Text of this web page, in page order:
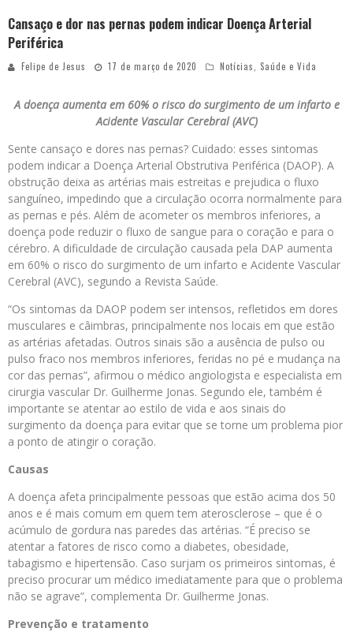
Cansaço e dor nas pernas podem indicar Doença Arterial
Periférica
Felipe de Jesus 17 de março de 2020 Notícias, Saúde e Vida
A doença aumenta em 60% o risco do surgimento de um infarto e
Acidente Vascular Cerebral (AVC)
Sente cansaço e dores nas pernas? Cuidado: esses sintomas
podem indicar a Doença Arterial Obstrutiva Periférica (DAOP). A
obstrução deixa as artérias mais estreitas e prejudica o fluxo
sanguíneo, impedindo que a circulação ocorra normalmente para
as pernas e pés. Além de acometer os membros inferiores, a
doença pode reduzir o fluxo de sangue para o coração e para o
cérebro. A dificuldade de circulação causada pela DAP aumenta
em 60% o risco do surgimento de um infarto e Acidente Vascular
Cerebral (AVC), segundo a Revista Saúde.
“Os sintomas da DAOP podem ser intensos, refletidos em dores
musculares e câimbras, principalmente nos locais em que estão
as artérias afetadas. Outros sinais são a ausência de pulso ou
pulso fraco nos membros inferiores, feridas no pé e mudança na
cor das pernas”, afirmou o médico angiologista e especialista em
cirurgia vascular Dr. Guilherme Jonas. Segundo ele, também é
importante se atentar ao estilo de vida e aos sinais do
surgimento da doença para evitar que se torne um problema pior
a ponto de atingir o coração.
Causas
A doença afeta principalmente pessoas que estão acima dos 50
anos e é mais comum em quem tem aterosclerose – que é o
acúmulo de gordura nas paredes das artérias. “É preciso se
atentar a fatores de risco como a diabetes, obesidade,
tabagismo e hipertensão. Caso surjam os primeiros sintomas, é
preciso procurar um médico imediatamente para que o problema
não se agrave”, complementa Dr. Guilherme Jonas.
Prevenção e tratamento